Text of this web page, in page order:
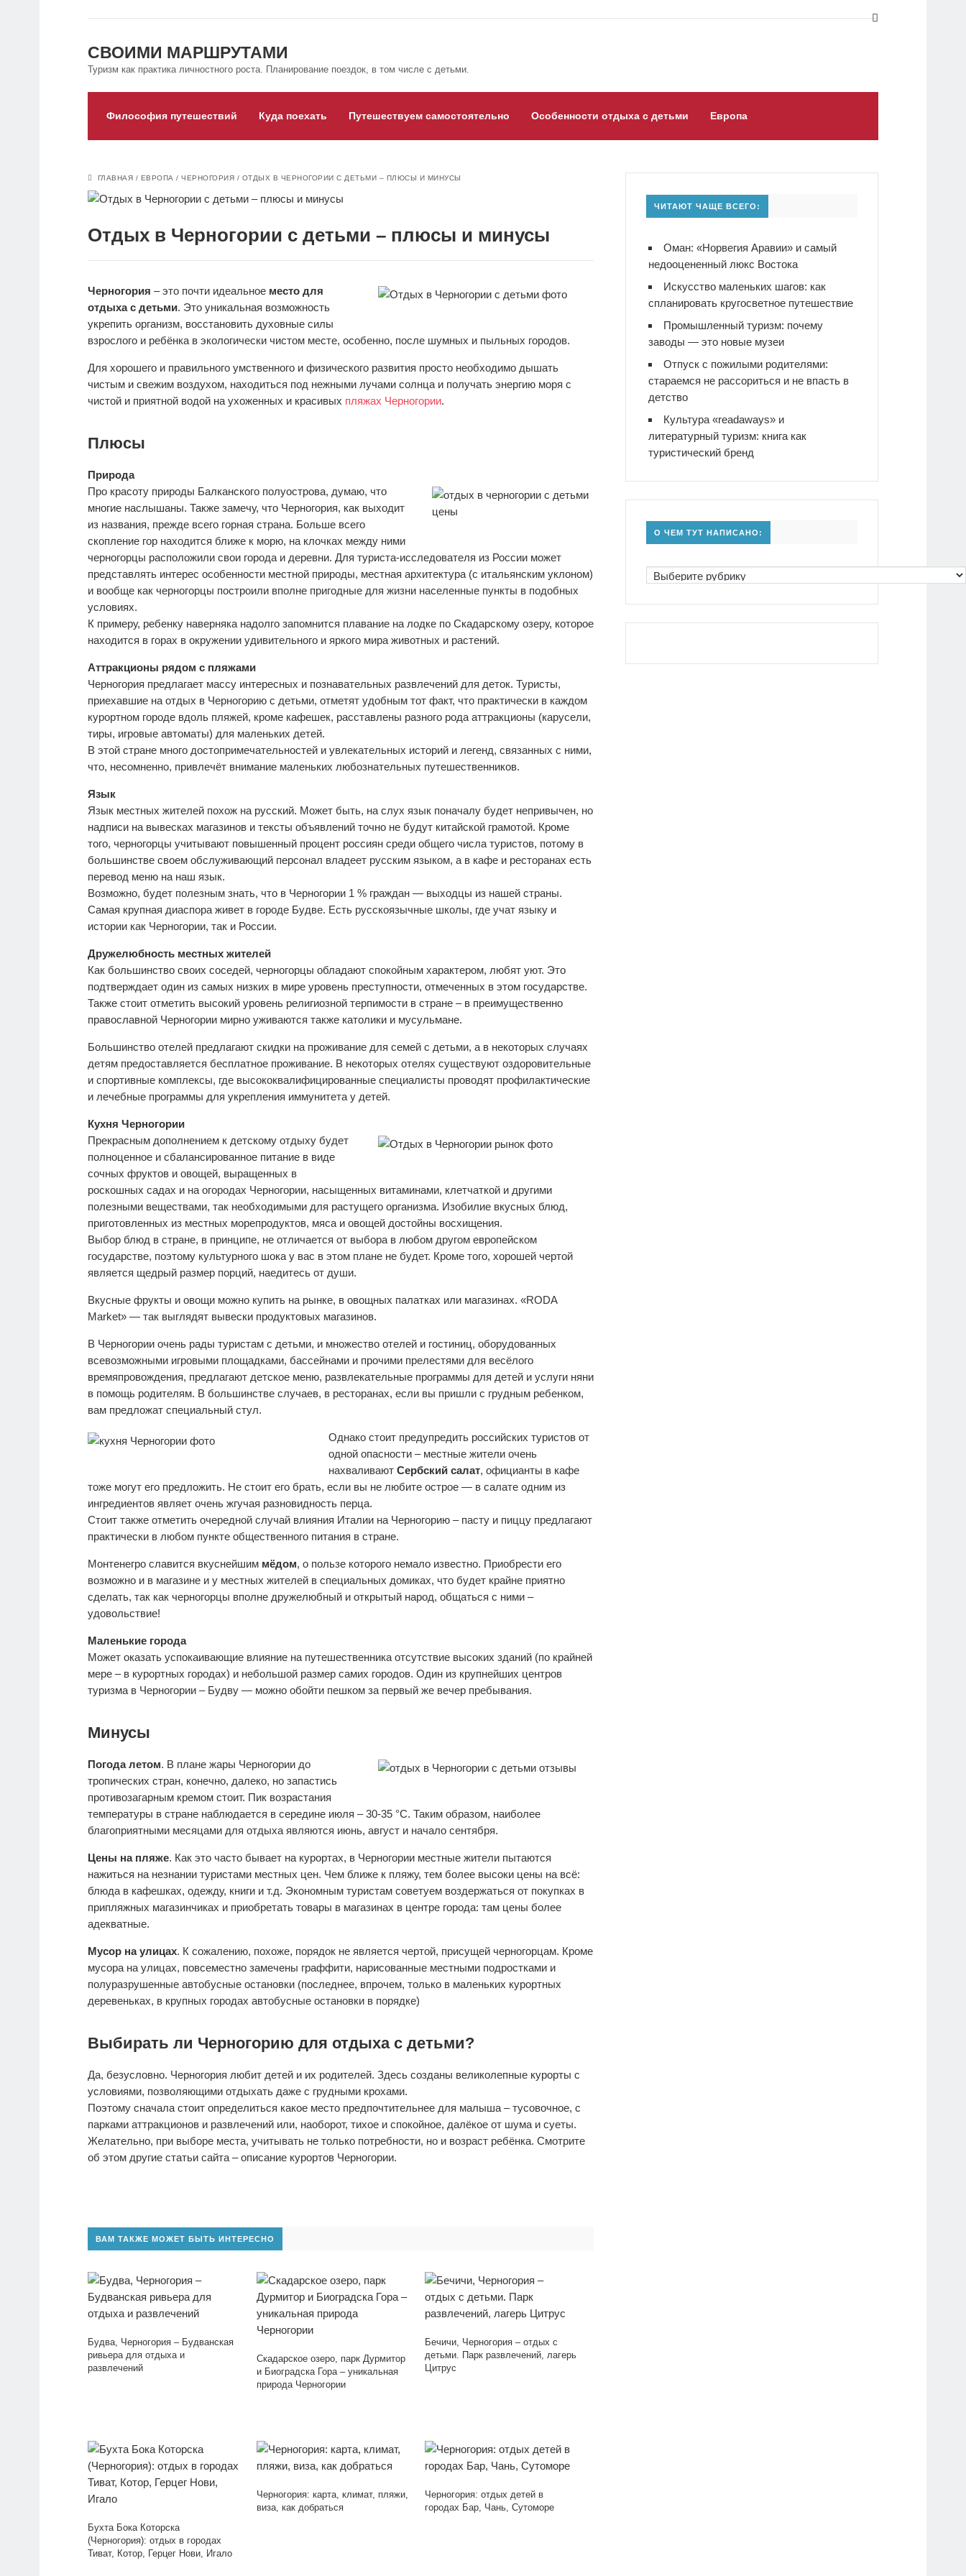
СВОИМИ МАРШРУТАМИ
Туризм как практика личностного роста. Планирование поездок, в том числе с детьми.
Философия путешествий Куда поехать Путешествуем самостоятельно Особенности отдыха с детьми Европа
ГЛАВНАЯ / ЕВРОПА / ЧЕРНОГОРИЯ / ОТДЫХ В ЧЕРНОГОРИИ С ДЕТЬМИ – ПЛЮСЫ И МИНУСЫ
Отдых в Черногории с детьми – плюсы и минусы
Черногория – это почти идеальное место для
отдыха с детьми. Это уникальная возможность
укрепить организм, восстановить духовные силы
взрослого и ребёнка в экологически чистом месте, особенно, после шумных и пыльных городов.
Для хорошего и правильного умственного и физического развития просто необходимо дышать
чистым и свежим воздухом, находиться под нежными лучами солнца и получать энергию моря с
чистой и приятной водой на ухоженных и красивых пляжах Черногории.
Плюсы
Природа
Про красоту природы Балканского полуострова, думаю, что
многие наслышаны. Также замечу, что Черногория, как выходит
из названия, прежде всего горная страна. Больше всего
скопление гор находится ближе к морю, на клочках между ними
черногорцы расположили свои города и деревни. Для туриста-исследователя из России может
представлять интерес особенности местной природы, местная архитектура (с итальянским уклоном)
и вообще как черногорцы построили вполне пригодные для жизни населенные пункты в подобных
условиях.
К примеру, ребенку наверняка надолго запомнится плавание на лодке по Скадарскому озеру, которое
находится в горах в окружении удивительного и яркого мира животных и растений.
Аттракционы рядом с пляжами
Черногория предлагает массу интересных и познавательных развлечений для деток. Туристы,
приехавшие на отдых в Черногорию с детьми, отметят удобным тот факт, что практически в каждом
курортном городе вдоль пляжей, кроме кафешек, расставлены разного рода аттракционы (карусели,
тиры, игровые автоматы) для маленьких детей.
В этой стране много достопримечательностей и увлекательных историй и легенд, связанных с ними,
что, несомненно, привлечёт внимание маленьких любознательных путешественников.
Язык
Язык местных жителей похож на русский. Может быть, на слух язык поначалу будет непривычен, но
надписи на вывесках магазинов и тексты объявлений точно не будут китайской грамотой. Кроме
того, черногорцы учитывают повышенный процент россиян среди общего числа туристов, потому в
большинстве своем обслуживающий персонал владеет русским языком, а в кафе и ресторанах есть
перевод меню на наш язык.
Возможно, будет полезным знать, что в Черногории 1 % граждан — выходцы из нашей страны.
Самая крупная диаспора живет в городе Будве. Есть русскоязычные школы, где учат языку и
истории как Черногории, так и России.
Дружелюбность местных жителей
Как большинство своих соседей, черногорцы обладают спокойным характером, любят уют. Это
подтверждает один из самых низких в мире уровень преступности, отмеченных в этом государстве.
Также стоит отметить высокий уровень религиозной терпимости в стране – в преимущественно
православной Черногории мирно уживаются также католики и мусульмане.
Большинство отелей предлагают скидки на проживание для семей с детьми, а в некоторых случаях
детям предоставляется бесплатное проживание. В некоторых отелях существуют оздоровительные
и спортивные комплексы, где высококвалифицированные специалисты проводят профилактические
и лечебные программы для укрепления иммунитета у детей.
Кухня Черногории
Прекрасным дополнением к детскому отдыху будет
полноценное и сбалансированное питание в виде
сочных фруктов и овощей, выращенных в
роскошных садах и на огородах Черногории, насыщенных витаминами, клетчаткой и другими
полезными веществами, так необходимыми для растущего организма. Изобилие вкусных блюд,
приготовленных из местных морепродуктов, мяса и овощей достойны восхищения.
Выбор блюд в стране, в принципе, не отличается от выбора в любом другом европейском
государстве, поэтому культурного шока у вас в этом плане не будет. Кроме того, хорошей чертой
является щедрый размер порций, наедитесь от души.
Вкусные фрукты и овощи можно купить на рынке, в овощных палатках или магазинах. «RODA
Market» — так выглядят вывески продуктовых магазинов.
В Черногории очень рады туристам с детьми, и множество отелей и гостиниц, оборудованных
всевозможными игровыми площадками, бассейнами и прочими прелестями для весёлого
времяпровождения, предлагают детское меню, развлекательные программы для детей и услуги няни
в помощь родителям. В большинстве случаев, в ресторанах, если вы пришли с грудным ребенком,
вам предложат специальный стул.
Однако стоит предупредить российских туристов от
одной опасности – местные жители очень
нахваливают Сербский салат, официанты в кафе
тоже могут его предложить. Не стоит его брать, если вы не любите острое — в салате одним из
ингредиентов являет очень жгучая разновидность перца.
Стоит также отметить очередной случай влияния Италии на Черногорию – пасту и пиццу предлагают
практически в любом пункте общественного питания в стране.
Монтенегро славится вкуснейшим мёдом, о пользе которого немало известно. Приобрести его
возможно и в магазине и у местных жителей в специальных домиках, что будет крайне приятно
сделать, так как черногорцы вполне дружелюбный и открытый народ, общаться с ними –
удовольствие!
Маленькие города
Может оказать успокаивающие влияние на путешественника отсутствие высоких зданий (по крайней
мере – в курортных городах) и небольшой размер самих городов. Один из крупнейших центров
туризма в Черногории – Будву — можно обойти пешком за первый же вечер пребывания.
Минусы
Погода летом. В плане жары Черногории до
тропических стран, конечно, далеко, но запастись
противозагарным кремом стоит. Пик возрастания
температуры в стране наблюдается в середине июля – 30-35 °С. Таким образом, наиболее
благоприятными месяцами для отдыха являются июнь, август и начало сентября.
Цены на пляже. Как это часто бывает на курортах, в Черногории местные жители пытаются
нажиться на незнании туристами местных цен. Чем ближе к пляжу, тем более высоки цены на всё:
блюда в кафешках, одежду, книги и т.д. Экономным туристам советуем воздержаться от покупках в
припляжных магазинчиках и приобретать товары в магазинах в центре города: там цены более
адекватные.
Мусор на улицах. К сожалению, похоже, порядок не является чертой, присущей черногорцам. Кроме
мусора на улицах, повсеместно замечены граффити, нарисованные местными подростками и
полуразрушенные автобусные остановки (последнее, впрочем, только в маленьких курортных
деревеньках, в крупных городах автобусные остановки в порядке)
Выбирать ли Черногорию для отдыха с детьми?
Да, безусловно. Черногория любит детей и их родителей. Здесь созданы великолепные курорты с
условиями, позволяющими отдыхать даже с грудными крохами.
Поэтому сначала стоит определиться какое место предпочтительнее для малыша – тусовочное, с
парками аттракционов и развлечений или, наоборот, тихое и спокойное, далёкое от шума и суеты.
Желательно, при выборе места, учитывать не только потребности, но и возраст ребёнка. Смотрите
об этом другие статьи сайта – описание курортов Черногории.
ВАМ ТАКЖЕ МОЖЕТ БЫТЬ ИНТЕРЕСНО
Будва, Черногория – Будванская
ривьера для отдыха и
развлечений
Скадарское озеро, парк Дурмитор
и Биоградска Гора – уникальная
природа Черногории
Бечичи, Черногория – отдых с
детьми. Парк развлечений, лагерь
Цитрус
Бухта Бока Которска
(Черногория): отдых в городах
Тиват, Котор, Герцег Нови, Игало
Черногория: карта, климат, пляжи,
виза, как добраться
Черногория: отдых детей в
городах Бар, Чань, Сутоморе
ЧИТАЮТ ЧАЩЕ ВСЕГО:
Оман: «Норвегия Аравии» и самый
недооцененный люкс Востока
Искусство маленьких шагов: как
спланировать кругосветное путешествие
Промышленный туризм: почему
заводы — это новые музеи
Отпуск с пожилыми родителями:
стараемся не рассориться и не впасть в
детство
Культура «readaways» и
литературный туризм: книга как
туристический бренд
О ЧЕМ ТУТ НАПИСАНО: